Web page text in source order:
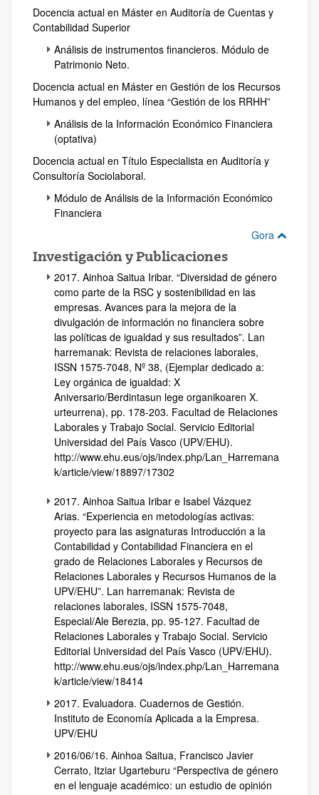
Docencia actual en Máster en Auditoría de Cuentas y
Contabilidad Superior
Análisis de instrumentos financieros. Módulo de
Patrimonio Neto.
Docencia actual en Máster en Gestión de los Recursos
Humanos y del empleo, línea “Gestión de los RRHH”
Análisis de la Información Económico Financiera
(optativa)
Docencia actual en Título Especialista en Auditoría y
Consultoría Sociolaboral.
Módulo de Análisis de la Información Económico
Financiera
Gora
Investigación y Publicaciones
2017. Ainhoa Saitua Iribar. “Diversidad de género
como parte de la RSC y sostenibilidad en las
empresas. Avances para la mejora de la
divulgación de información no financiera sobre
las políticas de igualdad y sus resultados”. Lan
harremanak: Revista de relaciones laborales,
ISSN 1575-7048, Nº 38, (Ejemplar dedicado a:
Ley orgánica de igualdad: X
Aniversario/Berdintasun lege organikoaren X.
urteurrena), pp. 178-203. Facultad de Relaciones
Laborales y Trabajo Social. Servicio Editorial
Universidad del País Vasco (UPV/EHU).
http://www.ehu.eus/ojs/index.php/Lan_Harremana
k/article/view/18897/17302
2017. Ainhoa Saitua Iribar e Isabel Vázquez
Arias. “Experiencia en metodologías activas:
proyecto para las asignaturas Introducción a la
Contabilidad y Contabilidad Financiera en el
grado de Relaciones Laborales y Recursos de
Relaciones Laborales y Recursos Humanos de la
UPV/EHU”. Lan harremanak: Revista de
relaciones laborales, ISSN 1575-7048,
Especial/Ale Berezia, pp. 95-127. Facultad de
Relaciones Laborales y Trabajo Social. Servicio
Editorial Universidad del País Vasco (UPV/EHU).
http://www.ehu.eus/ojs/index.php/Lan_Harremana
k/article/view/18414
2017. Evaluadora. Cuadernos de Gestión.
Instituto de Economía Aplicada a la Empresa.
UPV/EHU
2016/06/16. Ainhoa Saitua, Francisco Javier
Cerrato, Itziar Ugarteburu “Perspectiva de género
en el lenguaje académico: un estudio de opinión